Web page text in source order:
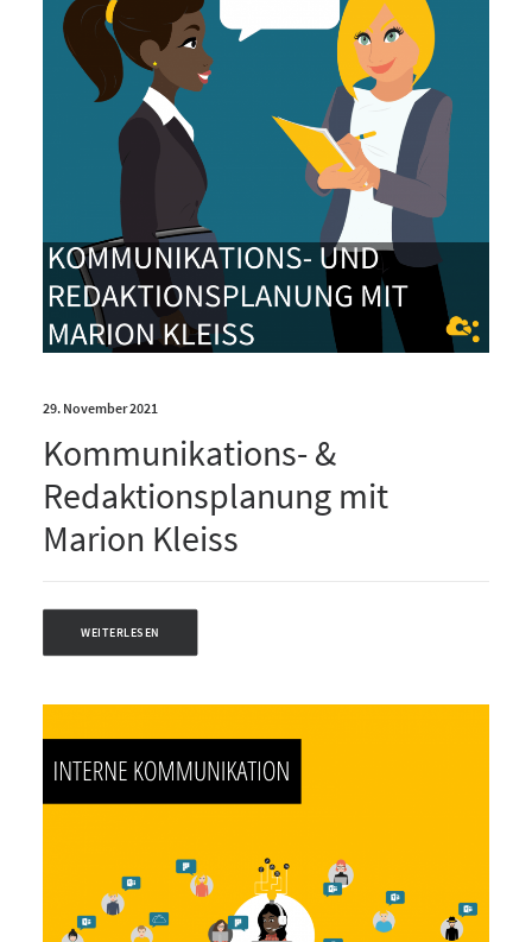
29. November 2021
Kommunikations- &
Redaktionsplanung mit
Marion Kleiss
WEITERLESEN